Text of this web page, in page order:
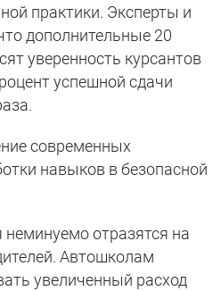
практики. Эксперты и
дополнительные 20
уверенность курсантов
успешной сдачи
современных
навыков в безопасной
отразятся на
Автошколам
увеличенный расход